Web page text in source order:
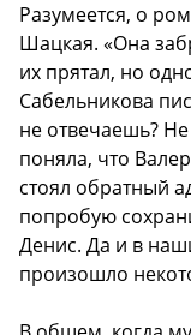
Разумеется, о
Шацкая. «Она
их прятал, но
Сабельникова
не отвечаешь?
поняла, что
стоял обратный
попробую
Денис. Да и в
произошло